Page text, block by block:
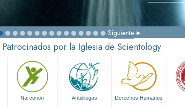
Siguiente
Patrocinados por la Iglesia de Scientology
Narconon Antidrogas Derechos Humanos